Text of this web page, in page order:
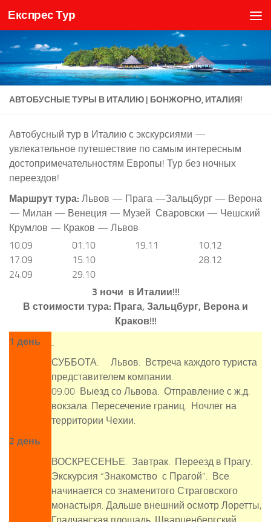
Skip to content
Експрес Тур
АВТОБУСНЫЕ ТУРЫ В ИТАЛИЮ | БОНЖОРНО, ИТАЛИЯ!
Автобусный тур в Италию с экскурсиями —
увлекательное путешествие по самым интересным
достопримечательностям Европы! Тур без ночных
переездов!
Маршрут тура: Львов — Прага —Зальцбург — Верона
— Милан — Венеция — Музей Сваровски — Чешский
Крумлов — Краков — Львов
10.09
17.09
24.09
01.10
15.10
29.10
19.11
10.12
28.12
3 ночи в Италии!!!
В стоимости тура: Прага, Зальцбург, Верона и
Краков!!!
1 день
СУББОТА. Львов. Встреча каждого туриста
представителем компании.
09.00 Выезд со Львова. Отправление с ж.д.
вокзала. Пересечение границ. Ночлег на
территории Чехии.
2 день
ВОСКРЕСЕНЬЕ. Завтрак. Переезд в Прагу.
Экскурсия “Знакомство с Прагой”. Все
начинается со знаменитого Страговского
монастыря. Дальше внешний осмотр Лоретты,